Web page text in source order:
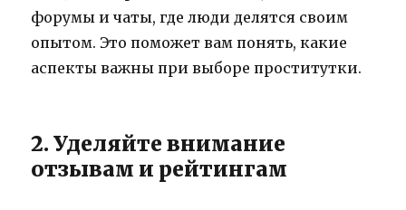
форумы и чаты, где люди делятся своим
опытом. Это поможет вам понять, какие
аспекты важны при выборе проститутки.
2. Уделяйте внимание
отзывам и рейтингам